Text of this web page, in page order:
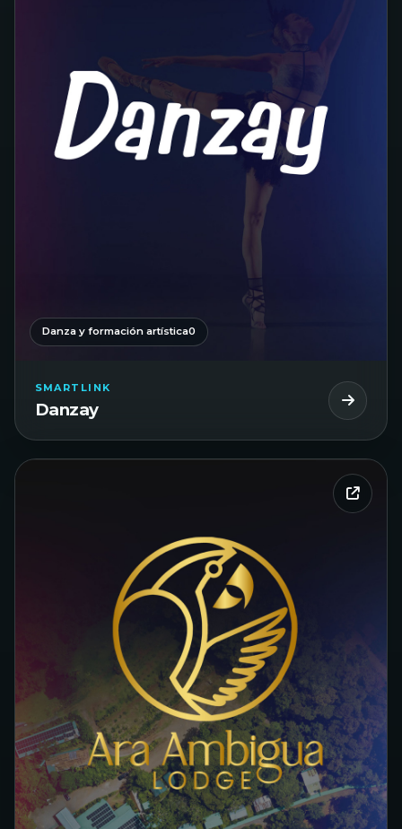
Danza y formación artística0
SMARTLINK
Danzay